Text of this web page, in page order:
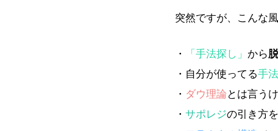
突然ですが、こんな
・ 「手法探し」 から
・自分が使ってる手法
・ ダウ理論 とは言うけ
・ サポレジの引き方